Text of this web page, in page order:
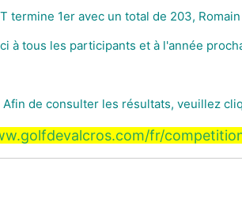
termine 1er avec un total de 203,
à tous les participants et à l'année
Afin de consulter les résultats, veuillez
fr/